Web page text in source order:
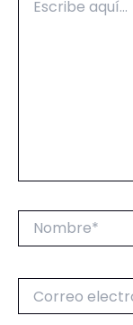
aquí...
Nombre*
electrónico*